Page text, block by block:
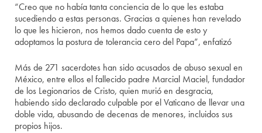
“Creo que no había tanta conciencia de lo que les estaba
sucediendo a estas personas. Gracias a quienes han revelado
lo que les hicieron, nos hemos dado cuenta de esto y
adoptamos la postura de tolerancia cero del Papa”, enfatizó
Más de 271 sacerdotes han sido acusados de abuso sexual en
México, entre ellos el fallecido padre Marcial Maciel, fundador
de los Legionarios de Cristo, quien murió en desgracia,
habiendo sido declarado culpable por el Vaticano de llevar una
doble vida, abusando de decenas de menores, incluidos sus
propios hijos.